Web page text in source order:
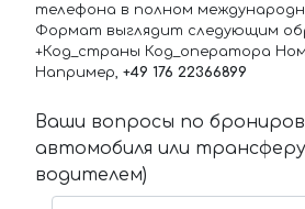
телефона в полном
Формат выглядит следующим
+Код_страны Код_оператора
Например, +49 176 22366899
Ваши вопросы по
автомобиля или
водителем)